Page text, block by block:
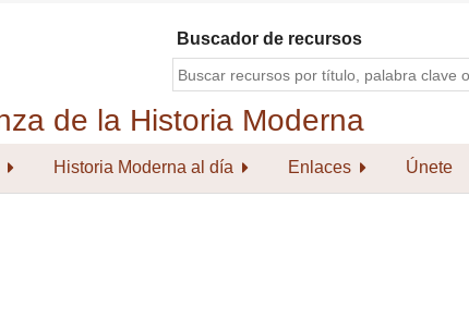
Buscador de recursos
Historia Moderna al día Enlaces Únete